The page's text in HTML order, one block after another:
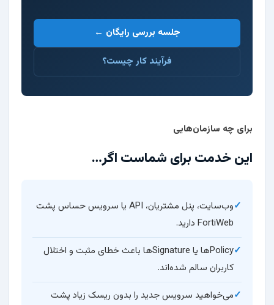
جلسه بررسی رایگان ←
فرآیند کار چیست؟
برای چه سازمان‌هایی
این خدمت برای شماست اگر…
وب‌سایت، پنل مشتریان، API یا سرویس حساس پشت
FortiWeb دارید.
Policyها یا Signatureها باعث خطای مثبت و اختلال
کاربران سالم شده‌اند.
می‌خواهید سرویس جدید را بدون ریسک زیاد پشت